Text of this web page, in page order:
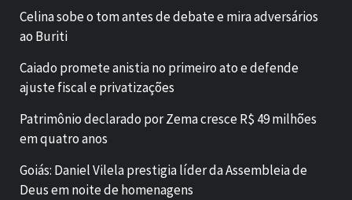
Celina sobe o tom antes de debate e mira adversários
ao Buriti
Caiado promete anistia no primeiro ato e defende
ajuste fiscal e privatizações
Patrimônio declarado por Zema cresce R$ 49 milhões
em quatro anos
Goiás: Daniel Vilela prestigia líder da Assembleia de
Deus em noite de homenagens